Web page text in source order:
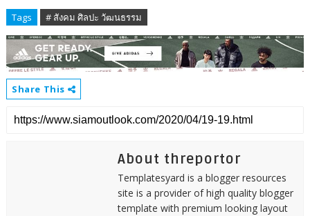
Tags # สังคม ศิลปะ วัฒนธรรม
Share This
About threportor
Templatesyard is a blogger resources
site is a provider of high quality blogger
template with premium looking layout